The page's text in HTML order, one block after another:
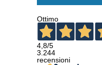
Ottimo
4,8/5
3.244
recensioni